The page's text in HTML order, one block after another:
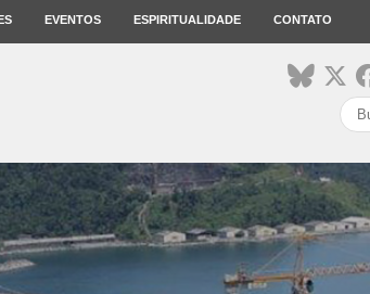
EVENTOS ESPIRITUALIDADE CONTATO